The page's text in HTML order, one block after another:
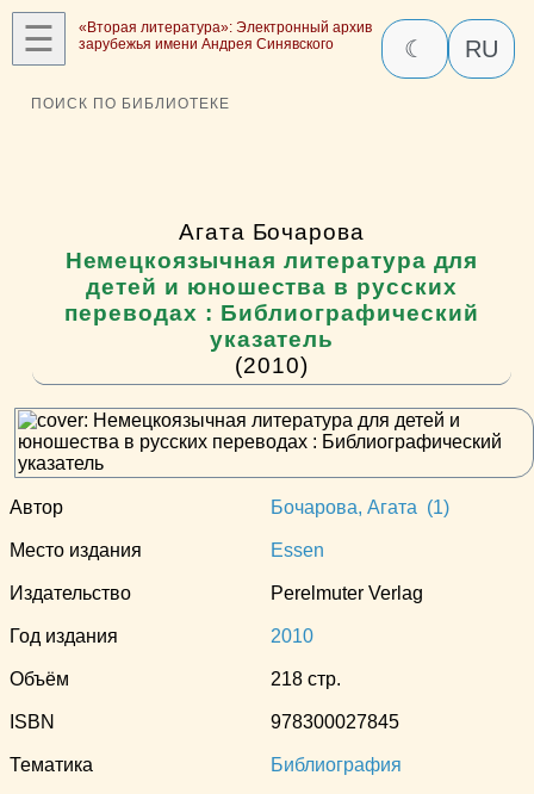
☰
«Вторая литература»: Электронный архив
зарубежья имени Андрея Синявского
☾ RU
ПОИСК ПО БИБЛИОТЕКЕ
Агата Бочарова
Немецкоязычная литература для
детей и юношества в русских
переводах : Библиографический
указатель
(2010)
Автор Бочарова, Агата (1)
Место издания Essen
Издательство Perelmuter Verlag
Год издания 2010
Объём 218 стр.
ISBN 978300027845
Тематика Библиография